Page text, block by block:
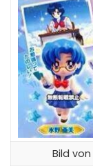
Bild von